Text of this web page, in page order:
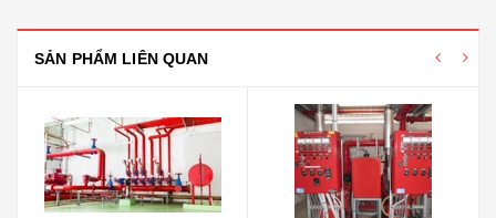
SẢN PHẨM LIÊN QUAN